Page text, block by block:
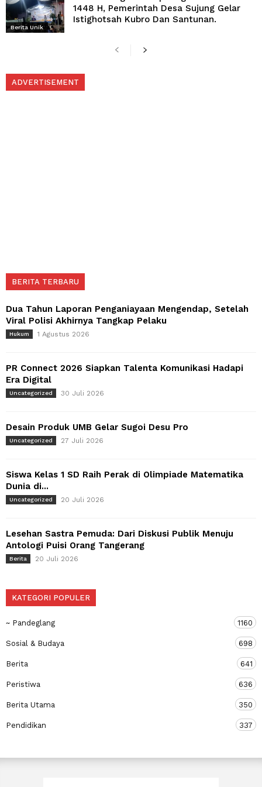
Berita Unik
1448 H, Pemerintah Desa Sujung Gelar
Istighotsah Kubro Dan Santunan.
ADVERTISEMENT
BERITA TERBARU
Dua Tahun Laporan Penganiayaan Mengendap, Setelah
Viral Polisi Akhirnya Tangkap Pelaku
Hukum 1 Agustus 2026
PR Connect 2026 Siapkan Talenta Komunikasi Hadapi
Era Digital
Uncategorized 30 Juli 2026
Desain Produk UMB Gelar Sugoi Desu Pro
Uncategorized 27 Juli 2026
Siswa Kelas 1 SD Raih Perak di Olimpiade Matematika
Dunia di...
Uncategorized 20 Juli 2026
Lesehan Sastra Pemuda: Dari Diskusi Publik Menuju
Antologi Puisi Orang Tangerang
Berita 20 Juli 2026
KATEGORI POPULER
~ Pandeglang 1160
Sosial & Budaya 698
Berita 641
Peristiwa 636
Berita Utama 350
Pendidikan 337